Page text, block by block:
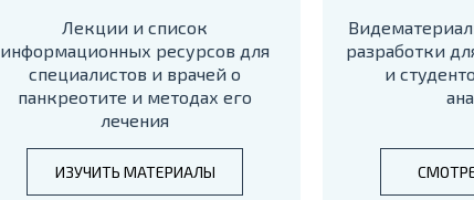
Лекции и список
информационных ресурсов для
специалистов и врачей о
панкреотите и методах его
лечения
ИЗУЧИТЬ МАТЕРИАЛЫ
разработки
и